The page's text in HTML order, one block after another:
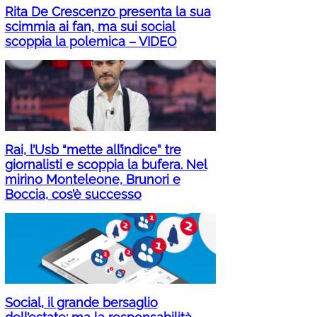
Rita De Crescenzo presenta la sua
scimmia ai fan, ma sui social
scoppia la polemica – VIDEO
Rai, l’Usb “mette all’indice” tre
giornalisti e scoppia la bufera. Nel
mirino Monteleone, Brunori e
Boccia, cos’è successo
Social, il grande bersaglio